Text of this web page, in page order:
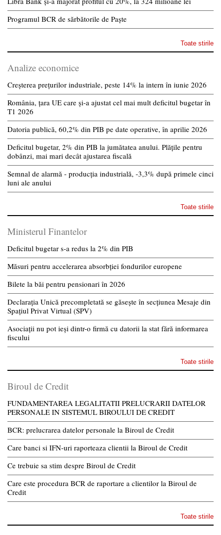
Programul BCR de sărbătorile de Paște
Toate stirile
Analize economice
Creșterea prețurilor industriale, peste 14% la intern în iunie 2026
România, țara UE care și-a ajustat cel mai mult deficitul bugetar în
T1 2026
Datoria publică, 60,2% din PIB pe date operative, în aprilie 2026
Deficitul bugetar, 2% din PIB la jumătatea anului. Plățile pentru
dobânzi, mai mari decât ajustarea fiscală
Semnal de alarmă - producția industrială, -3,3% după primele cinci
luni ale anului
Toate stirile
Ministerul Finantelor
Deficitul bugetar s-a redus la 2% din PIB
Măsuri pentru accelerarea absorbției fondurilor europene
Bilete la băi pentru pensionari în 2026
Declarația Unică precompletată se găsește în secțiunea Mesaje din
Spațiul Privat Virtual (SPV)
Asociații nu pot ieși dintr-o firmă cu datorii la stat fără informarea
fiscului
Toate stirile
Biroul de Credit
FUNDAMENTAREA LEGALITATII PRELUCRARII DATELOR
PERSONALE IN SISTEMUL BIROULUI DE CREDIT
BCR: prelucrarea datelor personale la Biroul de Credit
Care banci si IFN-uri raporteaza clientii la Biroul de Credit
Ce trebuie sa stim despre Biroul de Credit
Care este procedura BCR de raportare a clientilor la Biroul de
Credit
Toate stirile